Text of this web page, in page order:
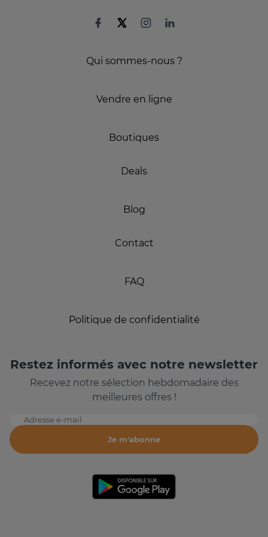
Qui sommes-nous ?
Vendre en ligne
Boutiques
Deals
Blog
Contact
FAQ
Politique de confidentialité
Restez informés avec notre newsletter
Recevez notre sélection hebdomadaire des
meilleures offres !
Adresse e-mail
Je m'abonne